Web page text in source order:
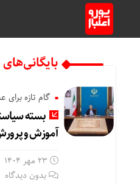
گام تازه برای
بسته
آموزش و
23 مهر 1404
بدون دیدگاه